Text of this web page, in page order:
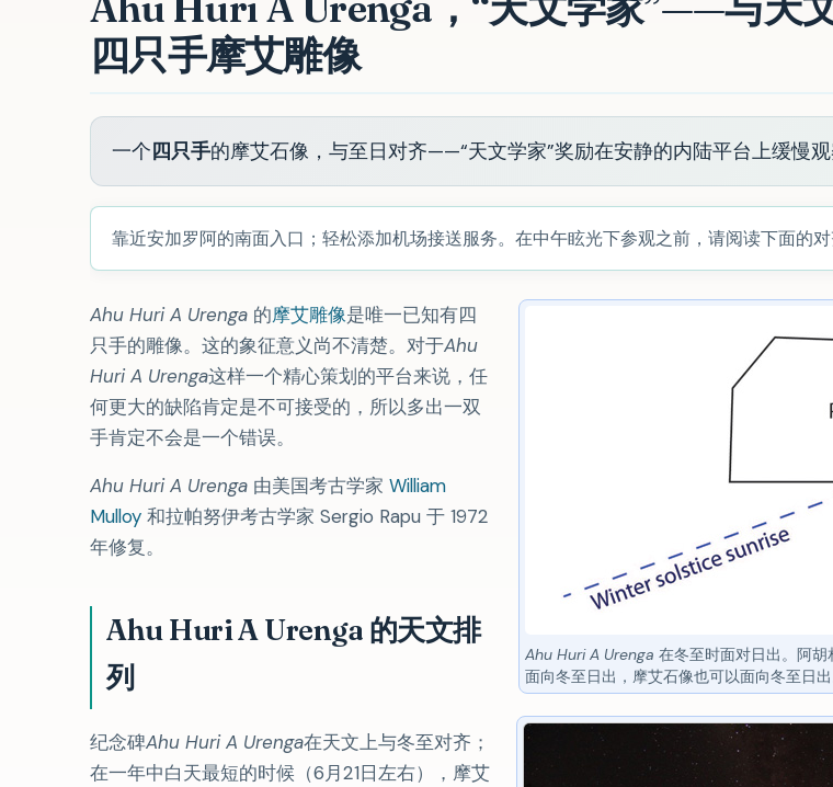
四只手摩艾雕像
一个四只手的摩艾石像，与至日对齐——“天文学家”奖励在安静的内陆平台上缓慢观
靠近安加罗阿的南面入口；轻松添加机场接送服务。在中午眩光下参观之前，请阅读下面的对
Ahu Huri A Urenga 在冬至时面对日出。阿
面向冬至日出，摩艾石像也可以面向冬至日出
Ahu Huri A Urenga 的摩艾雕像是唯一已知有四
只手的雕像。这的象征意义尚不清楚。对于Ahu
Huri A Urenga这样一个精心策划的平台来说，任
何更大的缺陷肯定是不可接受的，所以多出一双
手肯定不会是一个错误。
Ahu Huri A Urenga 由美国考古学家 William
Mulloy 和拉帕努伊考古学家 Sergio Rapu 于 1972
年修复。
Ahu Huri A Urenga 的天文排
列
纪念碑Ahu Huri A Urenga在天文上与冬至对齐；
在一年中白天最短的时候（6月21日左右），摩艾